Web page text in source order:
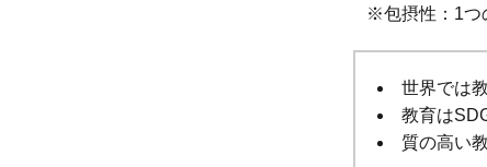
マラ
こっ
た教
育の
※包摂性：1つ
世界では
教育は
質の高い